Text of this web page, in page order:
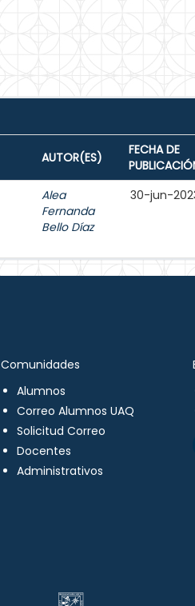
AUTOR(ES)
FECHA DE
Alea
Fernanda
Bello Díaz
30-jun-
Comunidades
Alumnos
Correo Alumnos UAQ
Solicitud Correo
Docentes
Administrativos